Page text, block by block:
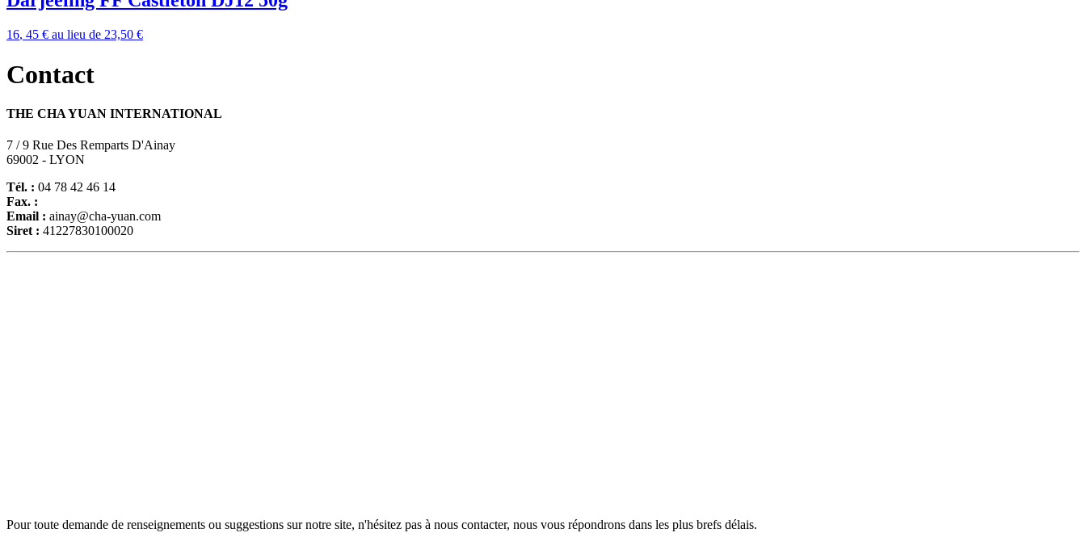
16, 45 € au lieu de 23,50 €
Contact
THE CHA YUAN INTERNATIONAL
7 / 9 Rue Des Remparts D'Ainay
69002 - LYON
Tél. : 04 78 42 46 14
Fax. :
Email : ainay@cha-yuan.com
Siret : 41227830100020
Pour toute demande de renseignements ou suggestions sur notre site, n'hésitez pas à nous contacter, nous vous répondrons dans les plus brefs délais.